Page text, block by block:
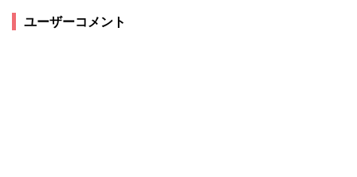
ユーザーコメント